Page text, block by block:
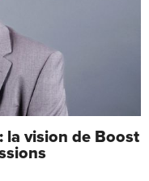
la vision de Boost